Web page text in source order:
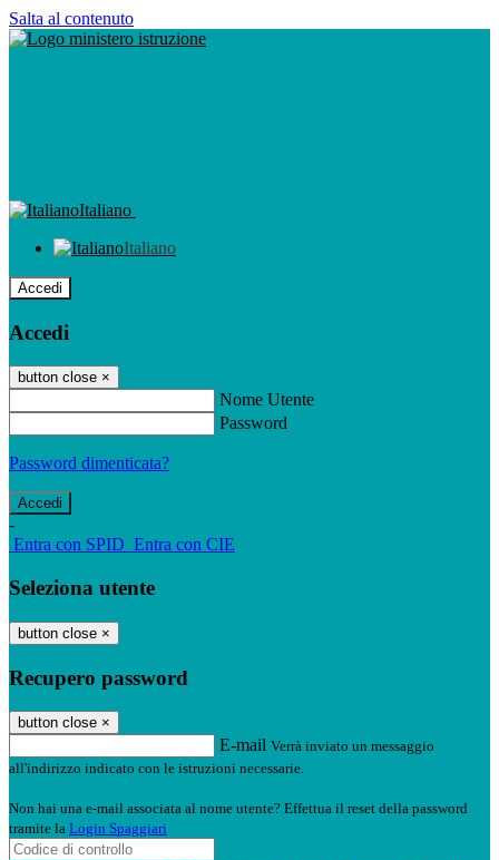
Salta al contenuto
Italiano
Italiano
Accedi
Accedi
button close ×
Nome Utente
Password
Password dimenticata?
-
Entra con SPID Entra con CIE
Seleziona utente
button close ×
Recupero password
button close ×
E-mail Verrà inviato un messaggio
all'indirizzo indicato con le istruzioni necessarie.
Non hai una e-mail associata al nome utente? Effettua il reset della password
tramite la Login Spaggiari